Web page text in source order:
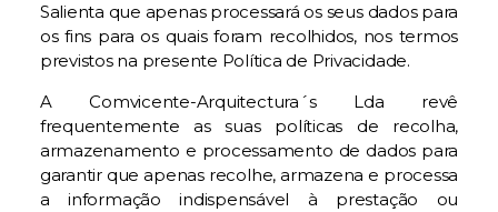
Salienta que apenas processará os seus dados para
os fins para os quais foram recolhidos, nos termos
previstos na presente Política de Privacidade.
A Comvicente-Arquitectura´s Lda revê
frequentemente as suas políticas de recolha,
armazenamento e processamento de dados para
garantir que apenas recolhe, armazena e processa
a informação indispensável à prestação ou